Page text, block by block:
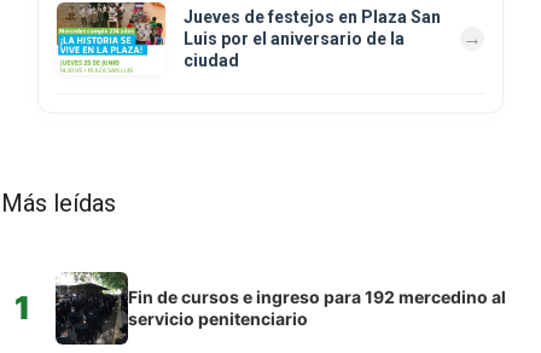
Jueves de festejos en Plaza San
Luis por el aniversario de la
ciudad
Más leídas
1
Fin de cursos e ingreso para 192 mercedino al
servicio penitenciario